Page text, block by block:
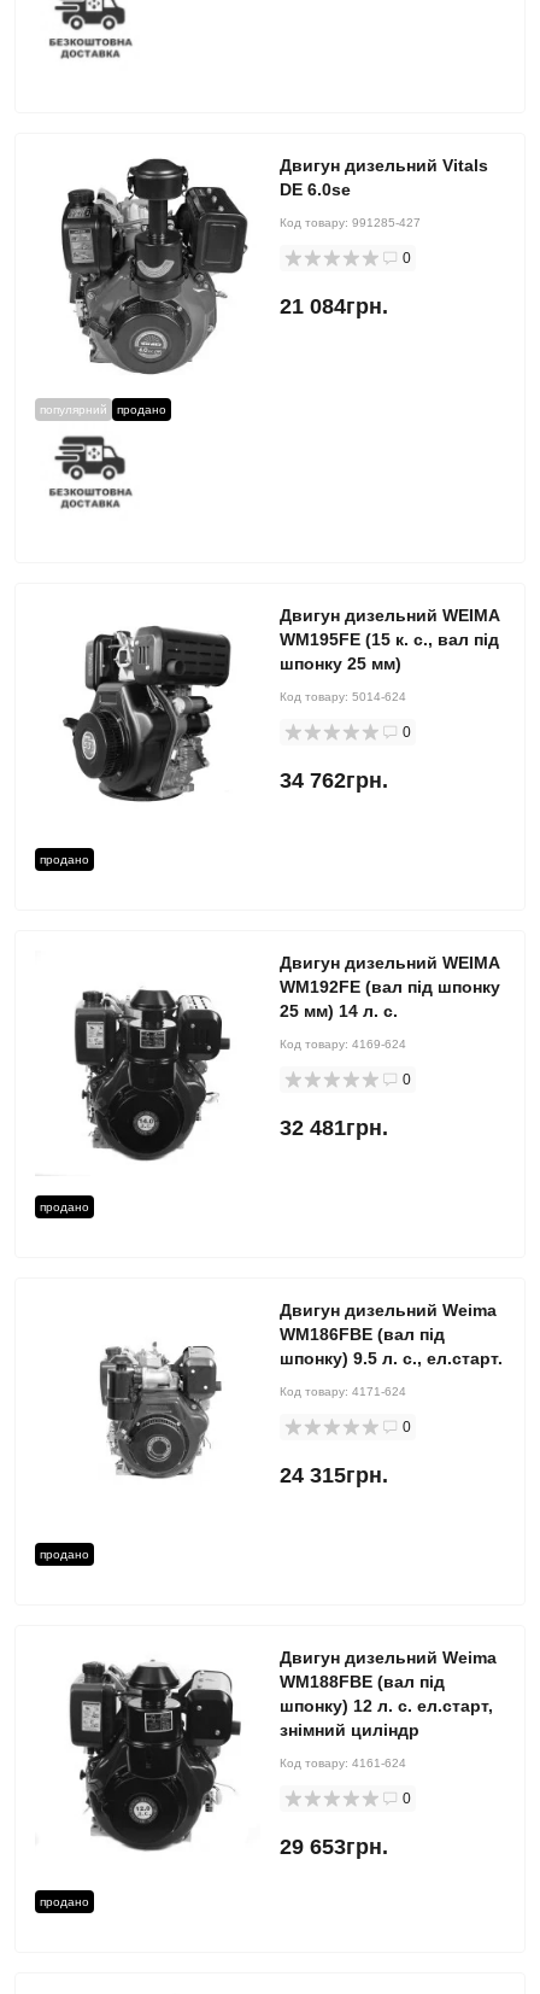
популярний продано
Двигун дизельний Vitals
DE 6.0se
Код товару: 991285-427
0
21 084грн.
продано
Двигун дизельний WEIMA
WM195FE (15 к. с., вал під
шпонку 25 мм)
Код товару: 5014-624
0
34 762грн.
продано
Двигун дизельний WEIMA
WM192FЕ (вал під шпонку
25 мм) 14 л. с.
Код товару: 4169-624
0
32 481грн.
продано
Двигун дизельний Weima
WM186FBE (вал під
шпонку) 9.5 л. с., ел.старт.
Код товару: 4171-624
0
24 315грн.
продано
Двигун дизельний Weima
WM188FBE (вал під
шпонку) 12 л. с. ел.старт,
знімний циліндр
Код товару: 4161-624
0
29 653грн.